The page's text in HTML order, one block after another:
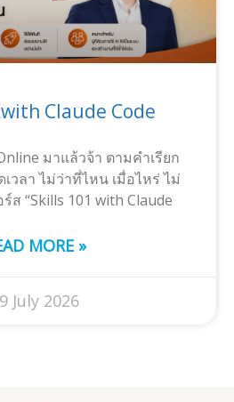
Claude Code
มาแล้วจ้า ตามคำเรียก
เวลา ไม่ว่าที่ไหน เมื่อไหร่ ไม่
ส “Skills 101 with Claude
MORE »
July 2026